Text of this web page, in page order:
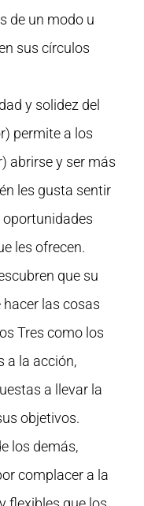
de un modo u
sus círculos
y solidez del
permite a los
abrirse y ser más
les gusta sentir
oportunidades
les ofrecen.
que su
las cosas
Tres como los
a la acción,
a llevar la
objetivos.
los demás,
complacer a la